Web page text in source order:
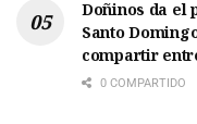
Doñinos da el
Santo
compartir
0 COMPARTIDO